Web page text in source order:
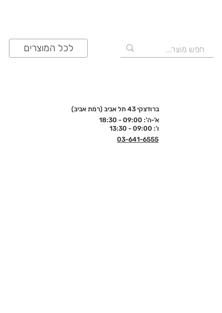
לכל המוצרים
ברודצקי 43 תל אביב (רמת אביב)
א'-ה': 09:00 - 18:30
ו': 09:00 - 13:30
03-641-6555